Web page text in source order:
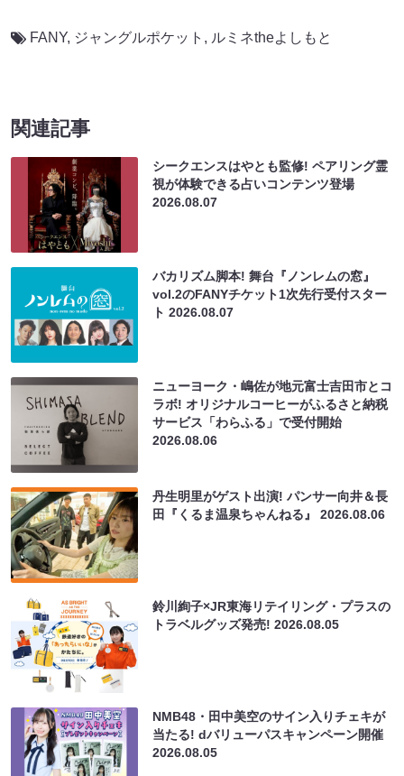
FANY, ジャングルポケット , ルミネtheよしもと
関連記事
シークエンスはやとも監修! ペアリング霊
視が体験できる占いコンテンツ登場
2026.08.07
バカリズム脚本! 舞台『ノンレムの窓』
vol.2のFANYチケット1次先行受付スター
ト2026.08.07
ニューヨーク・嶋佐が地元富士吉田市とコ
ラボ! オリジナルコーヒーがふるさと納税
サービス「わらふる」で受付開始
2026.08.06
丹生明里がゲスト出演! パンサー向井＆長
田『くるま温泉ちゃんねる』2026.08.06
鈴川絢子×JR東海リテイリング・プラスの
トラベルグッズ発売!2026.08.05
NMB48・田中美空のサイン入りチェキが
当たる! dバリューパスキャンペーン開催
2026.08.05